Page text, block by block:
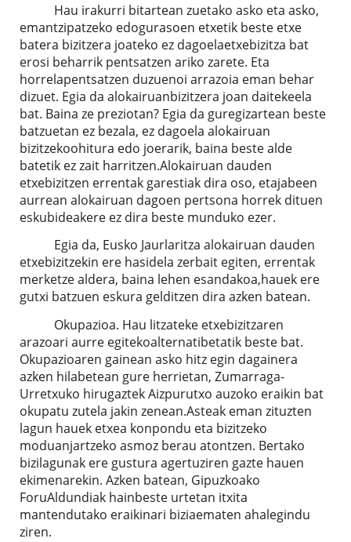
Hau irakurri bitartean zuetako asko eta asko,
emantzipatzeko edogurasoen etxetik beste etxe
batera bizitzera joateko ez dagoelaetxebizitza bat
erosi beharrik pentsatzen ariko zarete. Eta
horrelapentsatzen duzuenoi arrazoia eman behar
dizuet. Egia da alokairuanbizitzera joan daitekeela
bat. Baina ze preziotan? Egia da guregizartean beste
batzuetan ez bezala, ez dagoela alokairuan
bizitzekoohitura edo joerarik, baina beste alde
batetik ez zait harritzen.Alokairuan dauden
etxebizitzen errentak garestiak dira oso, etajabeen
aurrean alokairuan dagoen pertsona horrek dituen
eskubideakere ez dira beste munduko ezer.
Egia da, Eusko Jaurlaritza alokairuan dauden
etxebizitzekin ere hasidela zerbait egiten, errentak
merketze aldera, baina lehen esandakoa,hauek ere
gutxi batzuen eskura gelditzen dira azken batean.
Okupazioa. Hau litzateke etxebizitzaren
arazoari aurre egitekoalternatibetatik beste bat.
Okupazioaren gainean asko hitz egin dagainera
azken hilabetean gure herrietan, Zumarraga-
Urretxuko hirugaztek Aizpurutxo auzoko eraikin bat
okupatu zutela jakin zenean.Asteak eman zituzten
lagun hauek etxea konpondu eta bizitzeko
moduanjartzeko asmoz berau atontzen. Bertako
bizilagunak ere gustura agertuziren gazte hauen
ekimenarekin. Azken batean, Gipuzkoako
ForuAldundiak hainbeste urtetan itxita
mantendutako eraikinari biziaematen ahalegindu
ziren.